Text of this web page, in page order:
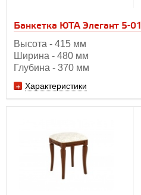
Банкетка ЮТА Элегант 5-01
Высота - 415 мм
Ширина - 480 мм
Глубина - 370 мм
Характеристики